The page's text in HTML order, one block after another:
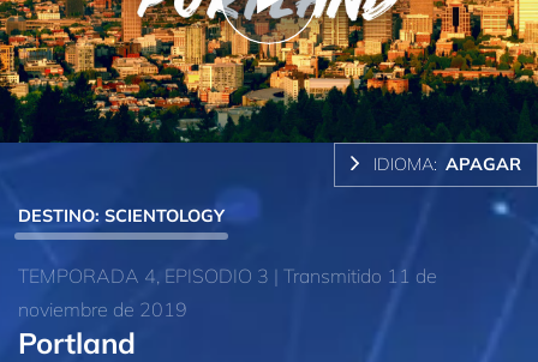
Play
Video
IDIOMA: APAGAR
DESTINO: SCIENTOLOGY
TEMPORADA 4, EPISODIO 3 | Transmitido 11 de
noviembre de 2019
Portland